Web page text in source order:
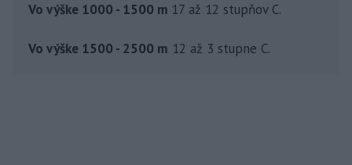
Vo výške 1000 - 1500 m 17 až 12 stupňov C.
Vo výške 1500 - 2500 m 12 až 3 stupne C.